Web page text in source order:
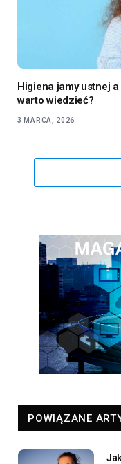
Higiena jamy ustnej
warto wiedzieć?
3 MARCA, 2026
POWIĄZANE